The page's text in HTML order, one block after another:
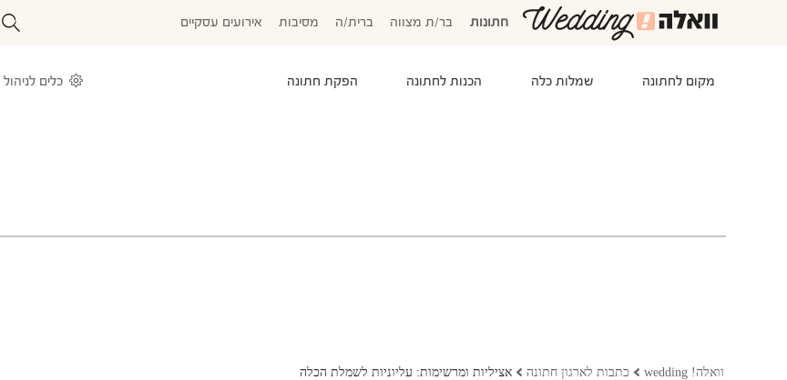
חתונות בר/ת מצווה ברית/ה מסיבות אירועים עסקיים
מקום לחתונה שמלות כלה הכנות לחתונה הפקת חתונה כלים
וואלה! wedding כתבות לארגון חתונה אציליות ומרשימות: עליוניות לשמלת הכלה